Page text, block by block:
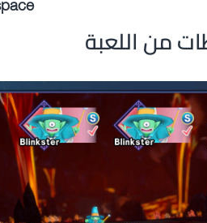
من اللعبة